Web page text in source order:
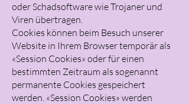
oder Schadsoftware wie Trojaner und
Viren übertragen.
Cookies können beim Besuch unserer
Website in Ihrem Browser temporär als
«Session Cookies» oder für einen
bestimmten Zeitraum als sogenannt
permanente Cookies gespeichert
werden. «Session Cookies» werden